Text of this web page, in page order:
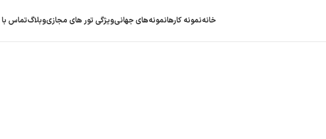
خانهنمونه کارهانمونه‌های جهانیویژگی‌ تور های مجازیوبلاگتماس با